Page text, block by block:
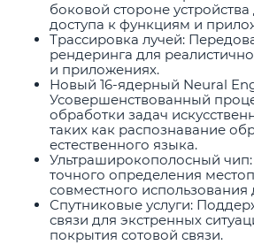
боковой стороне
доступа к функциям и
Трассировка лучей:
рендеринга для
и приложениях.
Новый 16-ядерный Neural
Усовершенствованный
обработки задач
таких как распознавание
естественного языка.
Ультраширокополосный чип:
точного определения
совместного использования
Спутниковые услуги:
связи для экстренных
покрытия сотовой связи.